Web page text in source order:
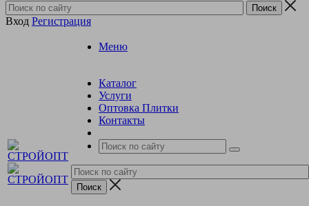
Вход Регистрация
Меню
Каталог
Услуги
Оптовка Плитки
Контакты